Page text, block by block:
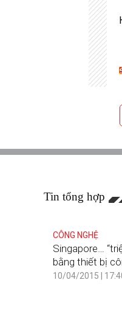
Tin tổng hợp
CÔNG NGHỆ
Singapore…
bằng thiết bị
10/04/2015 |